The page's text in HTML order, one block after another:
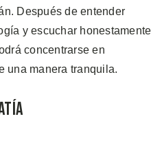
Después de entender
y escuchar honestamente
concentrarse en
una manera tranquila.